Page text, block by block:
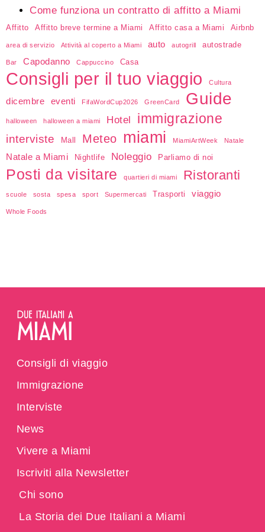
Come funziona un contratto di affitto a Miami
Affitto Affitto breve termine a Miami Affitto casa a Miami Airbnb
area di servizio Attività al coperto a Miami auto autogrill autostrade
Bar Capodanno Cappuccino Casa
Consigli per il tuo viaggio Cultura
dicembre eventi FifaWordCup2026 GreenCard Guide
halloween halloween a miami Hotel immigrazione
interviste Mall Meteo miami MiamiArtWeek Natale
Natale a Miami Nightlife Noleggio Parliamo di noi
Posti da visitare quartieri di miami Ristoranti
scuole sosta spesa sport Supermercati Trasporti viaggio
Whole Foods
Consigli di viaggio
Immigrazione
Interviste
News
Vivere a Miami
Iscriviti alla Newsletter
Chi sono
La Storia dei Due Italiani a Miami